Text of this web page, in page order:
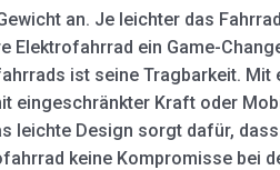
an. Je leichter das
ein Game-
ist seine Tragbarkeit.
eingeschränkter Kraft oder
leichte Design sorgt dafür,
keine Kompromisse bei